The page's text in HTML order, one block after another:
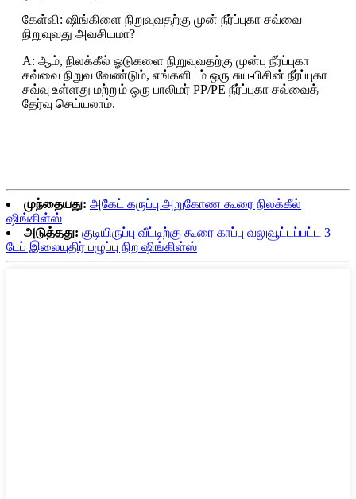
கேள்வி: ஷிங்கிளை நிறுவுவதற்கு முன் நீர்ப்புகா சவ்வை
நிறுவுவது அவசியமா?
A: ஆம், நிலக்கீல் ஓடுகளை நிறுவுவதற்கு முன்பு நீர்ப்புகா
சவ்வை நிறுவ வேண்டும், எங்களிடம் ஒரு சுய-பிசின் நீர்ப்புகா
சவ்வு உள்ளது மற்றும் ஒரு பாலிமர் PP/PE நீர்ப்புகா சவ்வைத்
தேர்வு செய்யலாம்.
முந்தையது: அகேட் கருப்பு அறுகோண கூரை நிலக்கீல்
ஷிங்கிள்ஸ்
அடுத்தது: குடியிருப்பு வீட்டிற்கு கூரை காப்பு வலுவூட்டப்பட்ட 3
டேப் இலையுதிர் பழுப்பு நிற ஷிங்கிள்ஸ்